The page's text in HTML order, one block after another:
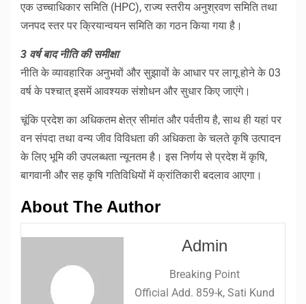
एक उच्चाधिकार समिति (HPC), राज्य स्तरीय अनुश्रवण समिति तथा
जनपद स्तर पर क्रियान्वयन समिति का गठन किया गया है।
3 वर्ष बाद नीति की समीक्षा
नीति के व्यावहारिक अनुभवों और सुझावों के आधार पर लागू होने के 03
वर्ष के पश्चात् इसमें आवश्यक संशोधन और सुधार किए जाएंगे।
चूंकि प्रदेश का अधिकतम क्षेत्र सीमांत और पर्वतीय है, साथ ही यहां पर
वन संपदा तथा वन्य जीव विविधता की अधिकता के चलते कृषि उत्पादन
के लिए भूमि की उपलब्धता न्यूनतम है। इस निर्णय से प्रदेश में कृषि,
बागवानी और सह कृषि गतिविधियों में क्रांतिकारी बदलाव आएगा।
About The Author
Admin
Breaking Point
Official Add. 859-k, Sati Kund